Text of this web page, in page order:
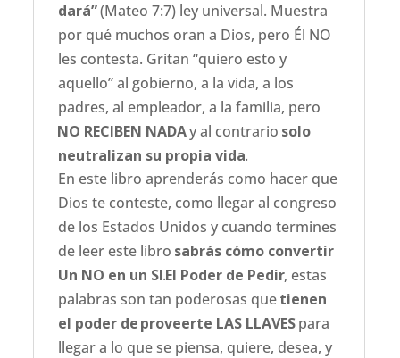
dará”(Mateo 7:7) ley universal. Muestra
por qué muchos oran a Dios, pero Él NO
les contesta. Gritan “quiero esto y
aquello” al gobierno, a la vida, a los
padres, al empleador, a la familia, pero
NO RECIBEN NADAy al contrario solo
neutralizan su propia vida.
En este libro aprenderás como hacer que
Dios te conteste, como llegar al congreso
de los Estados Unidos y cuando termines
de leer este libro sabrás cómo convertir
Un NO en un SI.El Poder de Pedir, estas
palabras son tan poderosas quetienen
el poder deproveerte LAS LLAVESpara
llegar a lo que se piensa, quiere, desea, y